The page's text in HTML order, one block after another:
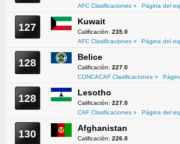
AFC Clasificaciones »
Página del
127 Kuwait
Calificación: 235.0
AFC Clasificaciones »
Página del
128 Belice
Calificación: 227.0
CONCACAF Clasificaciones »
128 Lesotho
Calificación: 227.0
CAF Clasificaciones »
Página del
130 Afghanistan
Calificación: 226.0